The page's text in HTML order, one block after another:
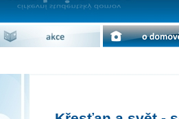
akce o domově